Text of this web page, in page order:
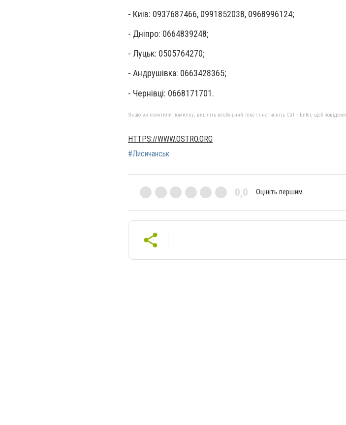
- Київ: 0937687466, 0991852038, 0968996124;
- Дніпро: 0664839248;
- Луцьк: 0505764270;
- Андрушівка: 0663428365;
- Чернівці: 0668171701.
Якщо ви помітили помилку, виділіть необхідний текст і натисніть Ctrl + Enter, щоб
HTTPS://WWW.OSTRO.ORG
#Лисичанськ
0,0 Оцініть першим